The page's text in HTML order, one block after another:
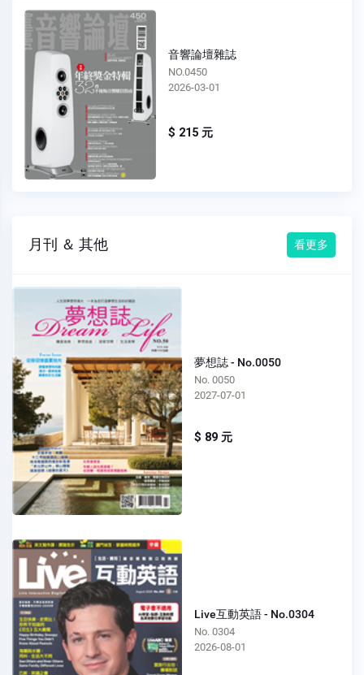
音響論壇雜誌
NO.0449
2026-02-01
$ 215 元
月刊 ＆ 其他 看更多
夢想誌 - No.0050
No. 0050
2027-07-01
$ 89 元
Live互動英語 - No.0304
No. 0304
2026-08-01